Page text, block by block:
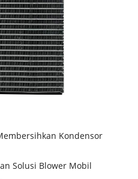
Kondensor
Solusi Blower Mobil